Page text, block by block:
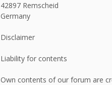
42897 Remscheid
Germany
Disclaimer
Liability for contents
Own contents of our forum are